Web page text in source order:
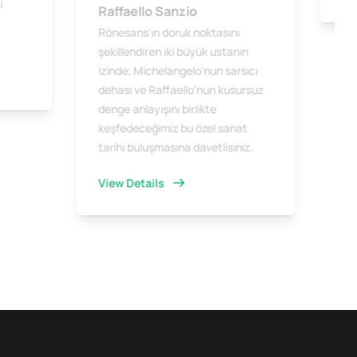
Raffaello Sanzio
Rönesans'ın doruk noktasını
şekillendiren iki büyük ustanın
izinde; Michelangelo'nun sarsıcı
dehası ve Raffaello'nun kusursuz
denge anlayışını birlikte
keşfedeceğimiz bu özel sanat
tarihi buluşmasına davetlisiniz.
View Details